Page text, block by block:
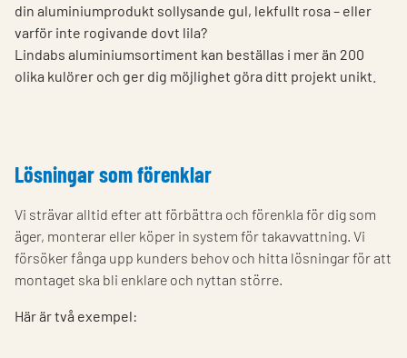
din aluminiumprodukt sollysande gul, lekfullt rosa – eller
varför inte rogivande dovt lila?
Lindabs aluminiumsortiment kan beställas i mer än 200
olika kulörer och ger dig möjlighet göra ditt projekt unikt.
Lösningar som förenklar
Vi strävar alltid efter att förbättra och förenkla för dig som
äger, monterar eller köper in system för takavvattning. Vi
försöker fånga upp kunders behov och hitta lösningar för att
montaget ska bli enklare och nyttan större.
Här är två exempel: